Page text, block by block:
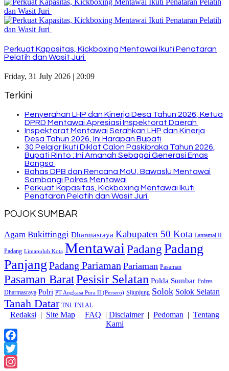
Perkuat Kapasitas, Kickboxing Mentawai Ikuti Penataran
Pelatih dan Wasit Juri
Friday, 31 July 2026 | 20:09
Terkini
Penyerahan LHP dan Kinerja Desa Tahun 2026, Ketua
DPRD Mentawai Apresiasi Inspektorat Daerah
Inspektorat Mentawai Serahkan LHP dan Kinerja
Desa Tahun 2026, Ini Harapan Bupati
30 Pelajar Ikuti Diklat Calon Paskibraka Tahun 2026,
Bupati Rinto : Ini Amanah Sebagai Generasi Emas
Bangsa
Bahas DPB dan Rencana MoU, Bawaslu Mentawai
Sambangi Polres Mentawai
Perkuat Kapasitas, Kickboxing Mentawai Ikuti
Penataran Pelatih dan Wasit Juri
POJOK SUMBAR
Agam Bukittinggi Dharmasraya Kabupaten 50 Kota Lantamal II
Padang Limapuluh Kota Mentawai PadangPadang
Panjang Padang Pariaman Pariaman Pasaman
Pasaman BaratPesisir Selatan Polda Sumbar Polres
Dharmasraya Polri PT Angkasa Pura II (Persero) Sijunjung Solok Solok Selatan
Tanah Datar TNI TNI AL
Redaksi | Site Map| FAQ | Disclaimer| Pedoman | Tentang
Kami
Facebook
Twitter